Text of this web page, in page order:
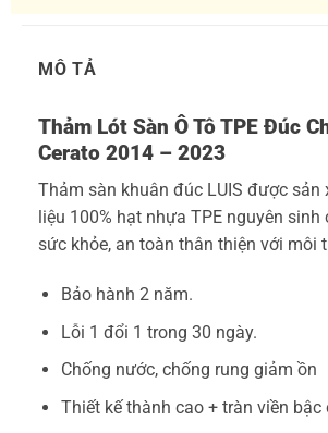
MÔ TẢ
Thảm Lót Sàn Ô Tô TPE Đúc
Cerato 2014 – 2023
Thảm sàn khuân đúc LUIS được sản
liệu 100% hạt nhựa TPE nguyên sinh
sức khỏe, an toàn thân thiện với môi
Bảo hành 2 năm.
Lỗi 1 đổi 1 trong 30 ngày.
Chống nước, chống rung giảm ồn
Thiết kế thành cao + tràn viền bậc